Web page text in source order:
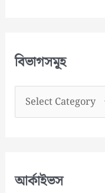
বিভাগসমূহ
ভা
আর্কাইভস